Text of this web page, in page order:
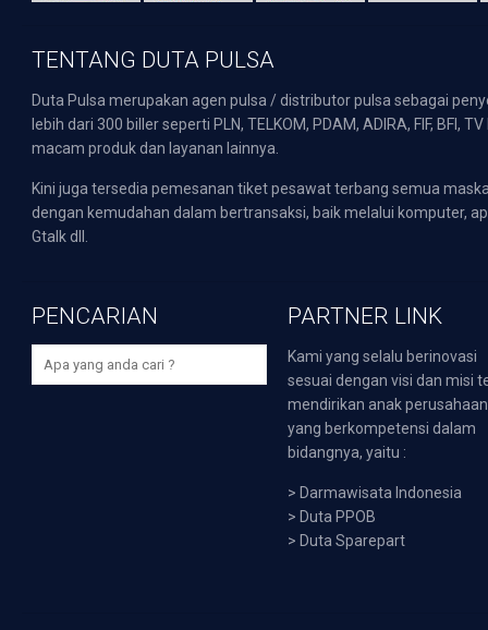
TENTANG DUTA PULSA
Duta Pulsa merupakan agen pulsa / distributor pulsa sebagai
lebih dari 300 biller seperti PLN, TELKOM, PDAM, ADIRA, FIF,
macam produk dan layanan lainnya.
Kini juga tersedia pemesanan tiket pesawat terbang semua
dengan kemudahan dalam bertransaksi, baik melalui komputer,
Gtalk dll.
PENCARIAN PARTNER LINK
Kami yang selalu berinovasi
sesuai dengan visi dan misi
mendirikan anak perusahaan
yang berkompetensi dalam
bidangnya, yaitu :
> Darmawisata Indonesia
> Duta PPOB
> Duta Sparepart